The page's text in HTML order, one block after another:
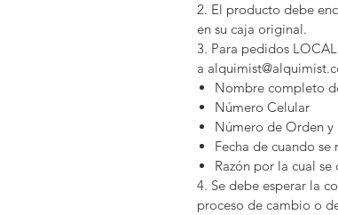
2. El producto debe
en su caja original.
3. Para pedidos
a
Nombre completo
Número Celular
Número de Orden
Fecha de cuando
Razón por la cual
4. Se debe esperar la
proceso de cambio o